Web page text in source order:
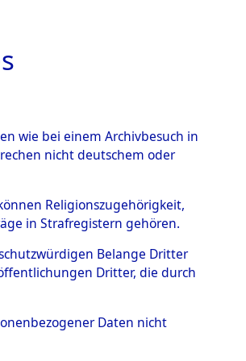
(84603419)
wie bei einem Archivbesuch in
nicht deutschem oder
Religionszugehörigkeit,
in Strafregistern gehören.
Belange Dritter
Dritter, die durch
Daten nicht